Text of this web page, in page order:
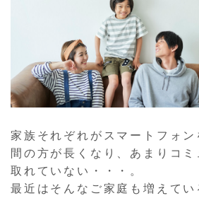
家族それぞれがスマートフォ
間の方が長くなり、あまりコ
取れていない・・・。
最近はそんなご家庭も増えてい